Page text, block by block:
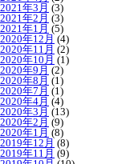
2021年3月 (3)
2021年2月 (3)
2021年1月 (5)
2020年12月 (4)
2020年11月 (2)
2020年10月 (1)
2020年9月 (2)
2020年8月 (1)
2020年7月 (1)
2020年4月 (4)
2020年3月 (13)
2020年2月 (9)
2020年1月 (8)
2019年12月 (8)
2019年11月 (9)